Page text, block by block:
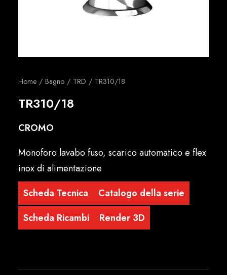
Home Bagno TRD TR310/18
TR310/18
CROMO
Monoforo lavabo fuso, scarico automatico e flex
inox di alimentazione
Scheda Tecnica
Catalogo della serie
Scheda Ricambi
Render 3D